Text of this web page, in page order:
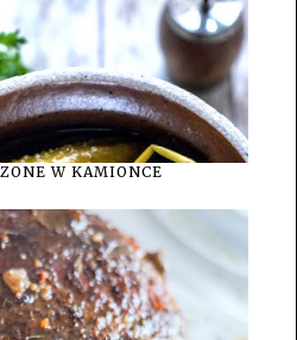
W KAMIONCE